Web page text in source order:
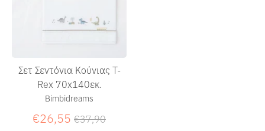
Σετ Σεντόνια Κούνιας T-
Rex 70x140εκ.
Bimbidreams
€26,55 Κανονική
€37,90